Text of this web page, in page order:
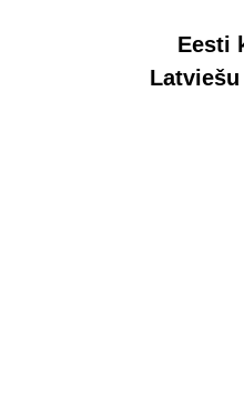
Eesti
Latviešu